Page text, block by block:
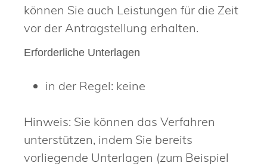
können Sie auch Leistungen für die Zeit
vor der Antragstellung erhalten.
Erforderliche Unterlagen
in der Regel: keine
Hinweis: Sie können das Verfahren
unterstützen, indem Sie bereits
vorliegende Unterlagen (zum Beispiel